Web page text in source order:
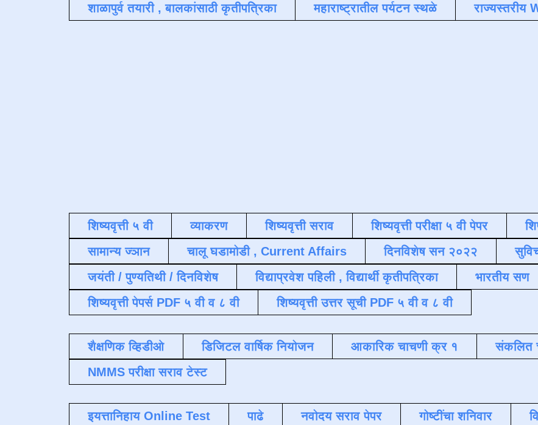
शाळापुर्व तयारी , बालकांसाठी कृतीपत्रिका
महाराष्ट्रातील पर्यटन स्थळे राज्यस्तरीय
शिष्यवृत्ती ५ वी व्याकरण शिष्यवृत्ती सराव शिष्यवृत्ती परीक्षा ५ वी पेपर
सामान्य ज्ञान
चालू घडामोडी , Current Affairs दिनविशेष सन २०२२
जयंती / पुण्यतिथी / दिनविशेष
विद्याप्रवेश पहिली , विद्यार्थी कृतीपत्रिका भारतीय सण
शिष्यवृत्ती पेपर्स PDF ५ वी व ८ वी
शिष्यवृत्ती उत्तर सूची PDF ५ वी व ८ वी
शैक्षणिक व्हिडीओ डिजिटल वार्षिक नियोजन आकारिक चाचणी क्र १
संकलित
NMMS परीक्षा सराव टेस्ट
इयत्तानिहाय Online Test पाढे नवोदय सराव पेपर गोष्टींचा शनिवार